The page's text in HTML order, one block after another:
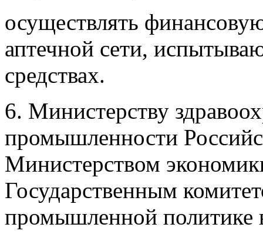
осуществлять
аптечной сети,
средствах.
6. Министерству
промышленности
Министерством
Государственным
промышленной политике